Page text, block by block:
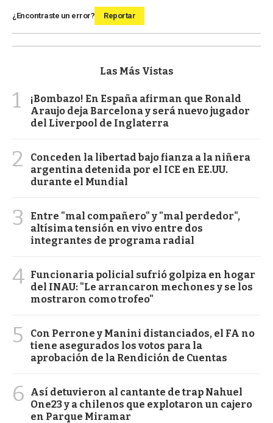
¿Encontraste un error? Reportar
Las Más Vistas
1
¡Bombazo! En España afirman que Ronald
Araujo deja Barcelona y será nuevo jugador
del Liverpool de Inglaterra
2
Conceden la libertad bajo fianza a la niñera
argentina detenida por el ICE en EE.UU.
durante el Mundial
3
Entre "mal compañero" y "mal perdedor",
altísima tensión en vivo entre dos
integrantes de programa radial
4 Funcionaria policial sufrió golpiza en hogar
del INAU: "Le arrancaron mechones y se los
mostraron como trofeo"
5
Con Perrone y Manini distanciados, el FA no
tiene asegurados los votos para la
aprobación de la Rendición de Cuentas
6
Así detuvieron al cantante de trap Nahuel
One23 y a chilenos que explotaron un cajero
en Parque Miramar